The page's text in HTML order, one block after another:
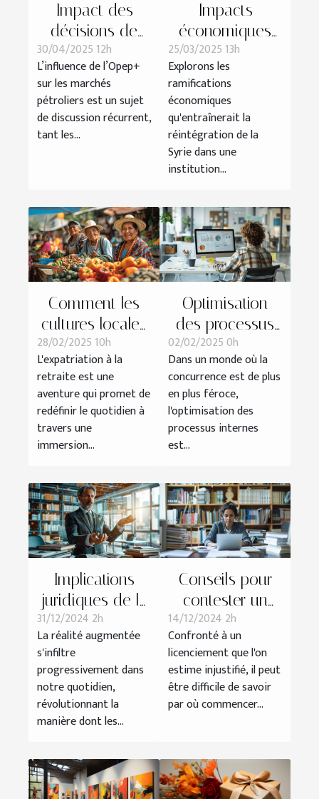
Impact des
décisions de
l'Opep+ sur les
prix mondiaux
du pétrole
30/04/2025 12h
L’influence de l’Opep+
sur les marchés
pétroliers est un sujet
de discussion récurrent,
tant les...
Impacts
économiques
de la
réintégration de
la Syrie dans
une institution
financière
islamique
25/03/2025 13h
Explorons les
ramifications
économiques
qu'entraînerait la
réintégration de la
Syrie dans une
institution...
Comment les
cultures locales
influencent la
vie des retraités
expatriés
28/02/2025 10h
L'expatriation à la
retraite est une
aventure qui promet de
redéfinir le quotidien à
travers une
immersion...
Optimisation
des processus
internes pour
une meilleure
performance
d'entreprise
02/02/2025 0h
Dans un monde où la
concurrence est de plus
en plus féroce,
l'optimisation des
processus internes
est...
Implications
juridiques de la
réalité
augmentée
dans les
services
professionnels
31/12/2024 2h
La réalité augmentée
s'infiltre
progressivement dans
notre quotidien,
révolutionnant la
manière dont les...
Conseils pour
contester un
licenciement
abusif
14/12/2024 2h
Confronté à un
licenciement que l'on
estime injustifié, il peut
être difficile de savoir
par où commencer...